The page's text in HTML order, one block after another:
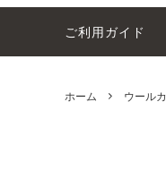
コットンテー
ご利用ガイド
ホーム ウール